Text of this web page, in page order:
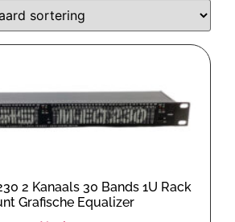
2 Kanaals 30 Bands 1U Rack
Grafische Equalizer